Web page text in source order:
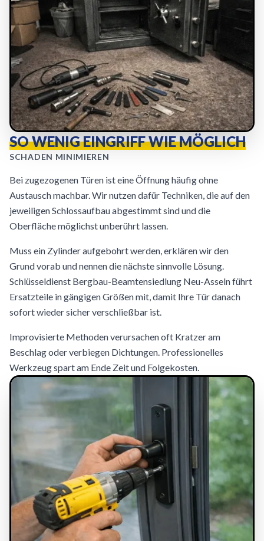
SO WENIG EINGRIFF WIE MÖGLICH
SCHADEN MINIMIEREN
Bei zugezogenen Türen ist eine Öffnung häufig ohne
Austausch machbar. Wir nutzen dafür Techniken, die auf den
jeweiligen Schlossaufbau abgestimmt sind und die
Oberfläche möglichst unberührt lassen.
Muss ein Zylinder aufgebohrt werden, erklären wir den
Grund vorab und nennen die nächste sinnvolle Lösung.
Schlüsseldienst Bergbau-Beamtensiedlung Neu-Asseln führt
Ersatzteile in gängigen Größen mit, damit Ihre Tür danach
sofort wieder sicher verschließbar ist.
Improvisierte Methoden verursachen oft Kratzer am
Beschlag oder verbiegen Dichtungen. Professionelles
Werkzeug spart am Ende Zeit und Folgekosten.